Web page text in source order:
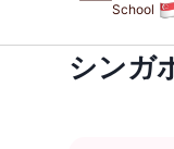
School
シンガ